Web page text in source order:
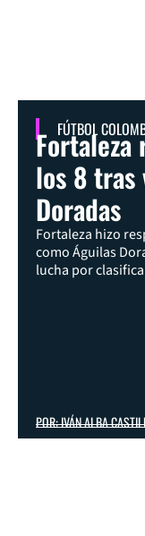
FÚTBOL
los 8 tras
Doradas
Fortaleza hizo
como Águilas
lucha por
POR: IVÁN ALBA